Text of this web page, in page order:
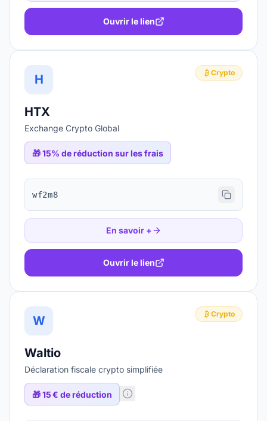
Ouvrir le lien
H Crypto
HTX
Exchange Crypto Global
🎁15% de réduction sur les frais
wf2m8
En savoir +
Ouvrir le lien
W Crypto
Waltio
Déclaration fiscale crypto simplifiée
🎁15 € de réduction